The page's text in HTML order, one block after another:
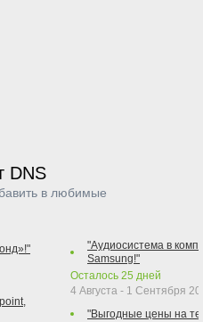
DNS
в любимые
"Аудиосистема в
Samsung!"
Осталось 25 дней
4 Августа - 1 Сентября
"Выгодные цены на